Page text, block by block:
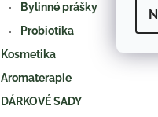
Bylinné prášky
Probiotika
Kosmetika
Aromaterapie
DÁRKOVÉ SADY